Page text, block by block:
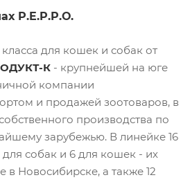
P.E.P.P.O.
для кошек и собак от
К - крупнейшей на юге
компании
и продажей зоотоваров, в
производства по
зарубежью. В линейке 16
собак и 6 для кошек - их
в Новосибирске, а также 12